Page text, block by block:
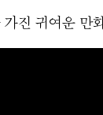
진 귀여운 만